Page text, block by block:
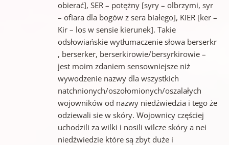
obierać], SER – potężny [syry – olbrzymi, syr
– ofiara dla bogów z sera białego], KIER [ker –
Kir – los w sensie kierunek]. Takie
odsłowiańskie wytłumaczenie słowa berserkr
, berserker, berserkirowie/bersyrkirowie –
jest moim zdaniem sensowniejsze niż
wywodzenie nazwy dla wszystkich
natchnionych/oszołomionych/oszalałych
wojowników od nazwy niedźwiedzia i tego że
odziewali sie w skóry. Wojownicy częściej
uchodzili za wilki i nosili wilcze skóry a nei
niedźwiedzie które są zbyt duże i